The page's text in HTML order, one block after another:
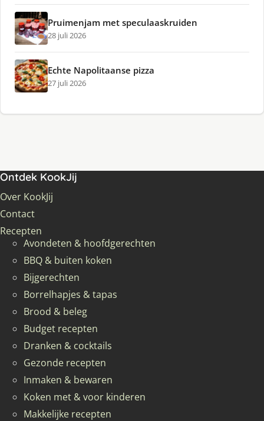
Pruimenjam met speculaaskruiden
28 juli 2026
Echte Napolitaanse pizza
27 juli 2026
Ontdek KookJij
Over KookJij
Contact
Recepten
Avondeten & hoofdgerechten
BBQ & buiten koken
Bijgerechten
Borrelhapjes & tapas
Brood & beleg
Budget recepten
Dranken & cocktails
Gezonde recepten
Inmaken & bewaren
Koken met & voor kinderen
Makkelijke recepten